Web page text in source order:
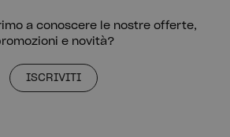
a conoscere le nostre offerte,
e novità?
ISCRIVITI